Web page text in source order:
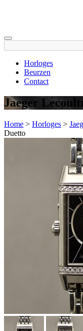
Horloges
Beurzen
Contact
Jaeger
Home > Horloges >
Duetto